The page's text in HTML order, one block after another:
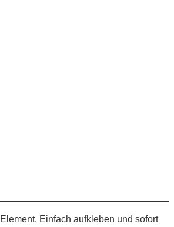
Einfach aufkleben und sofort